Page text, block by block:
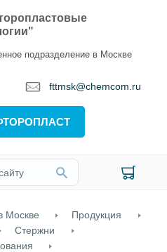
подразделение в Москве
fttmsk@chemcom.ru
Москве
Продукция
Стержни